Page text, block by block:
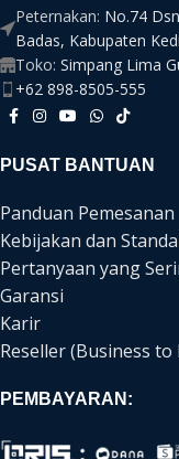
Peternakan: No.74
Badas, Kabupaten
Toko: Simpang Lima
+62 898-8505-555
PUSAT BANTUAN
Panduan Pemesanan
Kebijakan dan
Pertanyaan yang
Garansi
Karir
Reseller (Business to
PEMBAYARAN: